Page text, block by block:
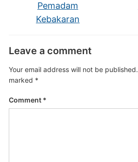
Pemadam
Kebakaran
Leave a comment
Your email address will not be published.
marked *
Comment *